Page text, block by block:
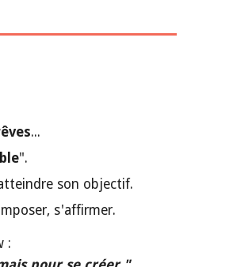
...
".
son objectif.
s'affirmer.
: